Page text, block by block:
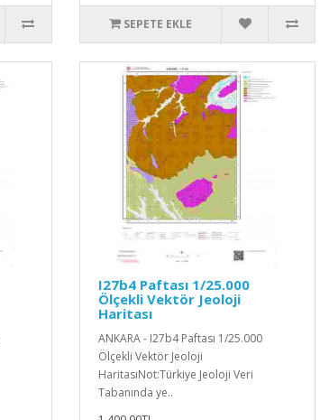
SEPETE EKLE
I27b4 Paftası 1/25.000
Ölçekli Vektör Jeoloji
Haritası
ANKARA - I27b4 Paftası 1/25.000
Ölçekli Vektör Jeoloji
HaritasıNot:Türkiye Jeoloji Veri
Tabanında ye..